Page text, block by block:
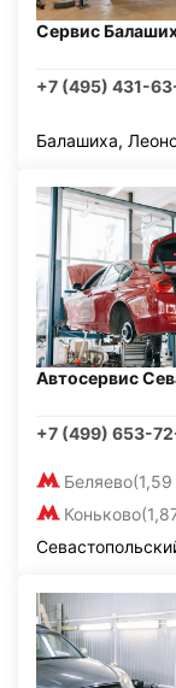
Сервис
+7 (495) 431-
Балашиха,
Автосервис
+7 (499) 653-
Беляево
Коньково